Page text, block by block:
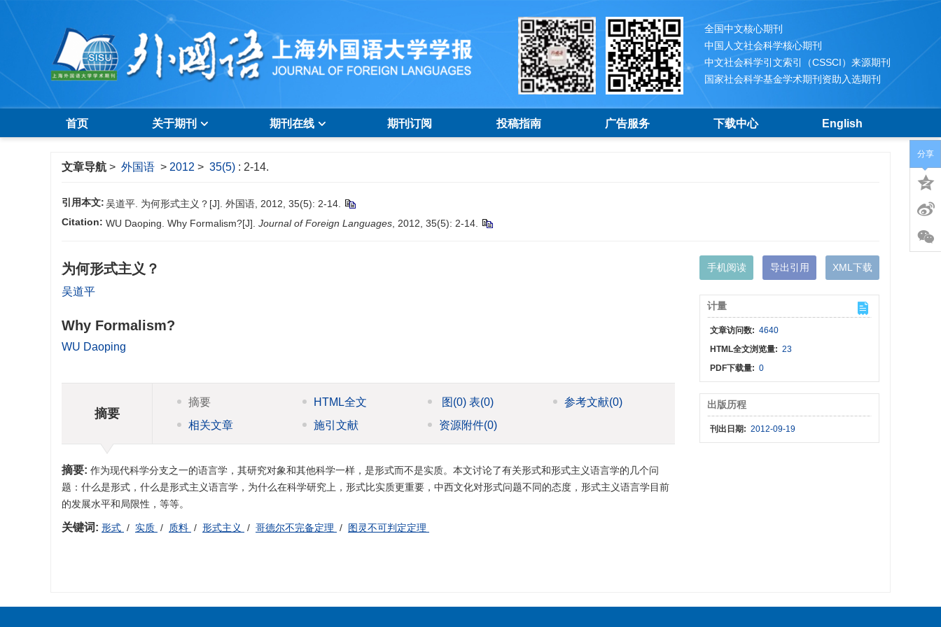
全国中文核心期刊
中国人文社会科学核心期刊
中文社会科学引文索引（CSSCI）来源期刊
国家社会科学基金学术期刊资助入选期刊
首页 关于期刊 期刊在线 期刊订阅 投稿指南 广告服务 下载中心 English
文章导航 > 外国语 > 2012 > 35(5) : 2-14.
引用本文:吴道平. 为何形式主义？[J]. 外国语, 2012, 35(5): 2-14.
Citation: WU Daoping. Why Formalism?[J]. Journal of Foreign Languages , 2012, 35(5): 2-14.
为何形式主义？
吴道平
Why Formalism?
WU Daoping
摘要
摘要 HTML全文 图 (0) 表(0) 参考文献(0)
相关文章
施引文献 资源附件(0)
摘要: 作为现代科学分支之一的语言学，其研究对象和其他科学一样，是形式而不是实质。本文讨论了有关形式和形式主义语言学的几个问
题：什么是形式，什么是形式主义语言学，为什么在科学研究上，形式比实质更重要，中西文化对形式问题不同的态度，形式主义语言学目前
的发展水平和局限性，等等。
关键词: 形式 / 实质 / 质料 / 形式主义 / 哥德尔不完备定理 / 图灵不可判定定理
手机阅读 导出引用 XML下载
计量
文章访问数: 4640
HTML全文浏览量: 23
PDF下载量: 0
出版历程
刊出日期: 2012-09-19
分享